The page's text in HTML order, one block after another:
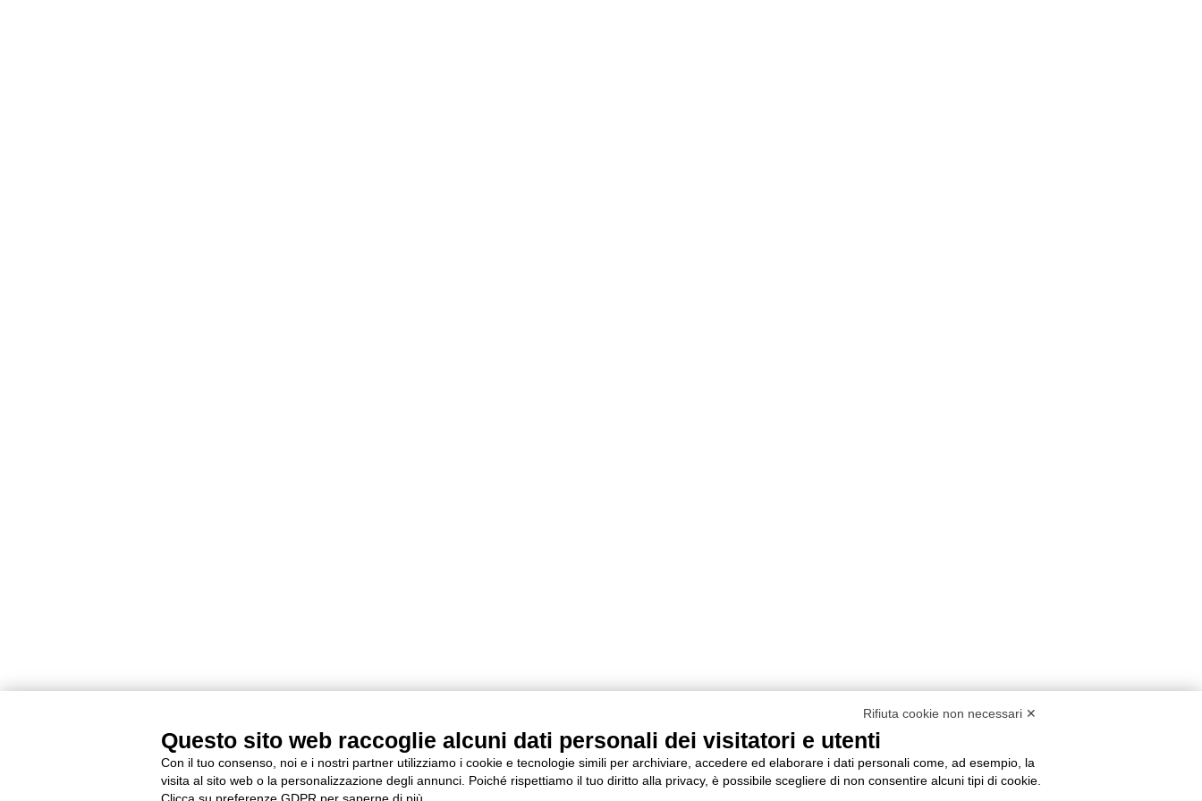
Rifiuta cookie non necessari ✕
Questo sito web raccoglie alcuni dati personali dei visitatori e utenti
Con il tuo consenso, noi e i nostri partner utilizziamo i cookie e tecnologie simili per archiviare, accedere ed elaborare i dati personali come, ad esempio, la
visita al sito web o la personalizzazione degli annunci. Poiché rispettiamo il tuo diritto alla privacy, è possibile scegliere di non consentire alcuni tipi di cookie.